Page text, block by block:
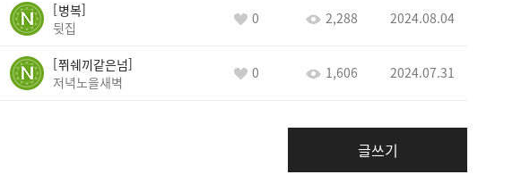
병복
뒷집
0 2,288 2024.08.04
쮜쉐끼같은넘
저녁노을새벽
0 1,606 2024.07.31
글쓰기